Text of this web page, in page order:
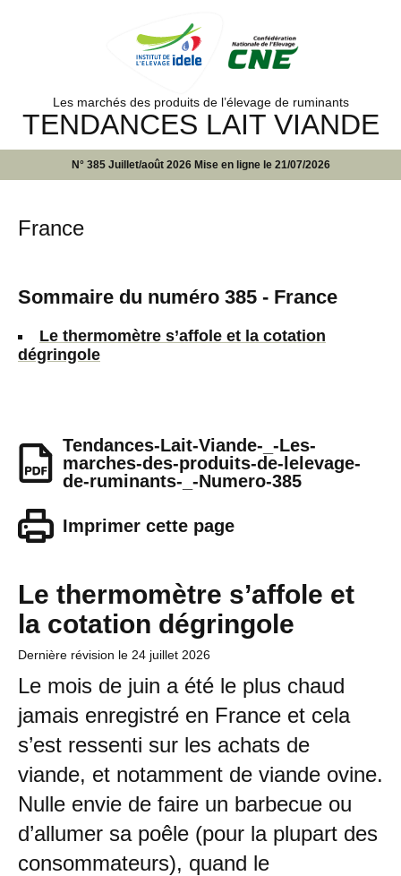
Les marchés des produits de l’élevage de ruminants
TENDANCES LAIT VIANDE
N° 385 Juillet/août 2026 Mise en ligne le 21/07/2026
France
Sommaire du numéro 385 - France
Le thermomètre s’affole et la cotation
dégringole
Tendances-Lait-Viande-_-Les-
marches-des-produits-de-lelevage-
de-ruminants-_-Numero-385
Imprimer cette page
Le thermomètre s’affole et
la cotation dégringole
Dernière révision le 24 juillet 2026
Le mois de juin a été le plus chaud
jamais enregistré en France et cela
s’est ressenti sur les achats de
viande, et notamment de viande ovine.
Nulle envie de faire un barbecue ou
d’allumer sa poêle (pour la plupart des
consommateurs), quand le